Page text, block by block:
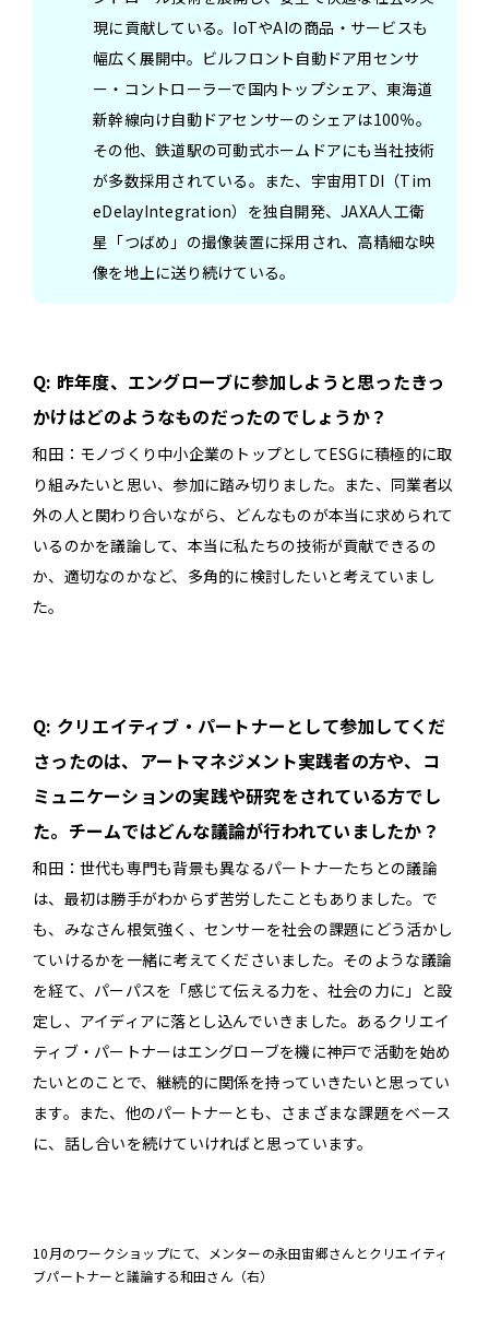
現に貢献している。IoTやAIの商品・サービスも
幅広く展開中。ビルフロント自動ドア用センサ
ー・コントローラーで国内トップシェア、東海道
新幹線向け自動ドアセンサーのシェアは100％。
その他、鉄道駅の可動式ホームドアにも当社技術
が多数採用されている。また、宇宙用TDI（Tim
eDelayIntegration）を独自開発、JAXA人工衛
星「つばめ」の撮像装置に採用され、高精細な映
像を地上に送り続けている。
Q: 昨年度、エングローブに参加しようと思ったきっ
かけはどのようなものだったのでしょうか？
和田：モノづくり中小企業のトップとしてESGに積極的に取
り組みたいと思い、参加に踏み切りました。また、同業者以
外の人と関わり合いながら、どんなものが本当に求められて
いるのかを議論して、本当に私たちの技術が貢献できるの
か、適切なのかなど、多角的に検討したいと考えていまし
た。
Q: クリエイティブ・パートナーとして参加してくだ
さったのは、アートマネジメント実践者の方や、コ
ミュニケーションの実践や研究をされている方でし
た。チームではどんな議論が行われていましたか？
和田：世代も専門も背景も異なるパートナーたちとの議論
は、最初は勝手がわからず苦労したこともありました。で
も、みなさん根気強く、センサーを社会の課題にどう活かし
ていけるかを一緒に考えてくださいました。そのような議論
を経て、パーパスを「感じて伝える力を、社会の力に」と設
定し、アイディアに落とし込んでいきました。あるクリエイ
ティブ・パートナーはエングローブを機に神戸で活動を始め
たいとのことで、継続的に関係を持っていきたいと思ってい
ます。また、他のパートナーとも、さまざまな課題をベース
に、話し合いを続けていければと思っています。
10月のワークショップにて、メンターの永田宙郷さんとクリエイティ
ブパートナーと議論する和田さん（右）